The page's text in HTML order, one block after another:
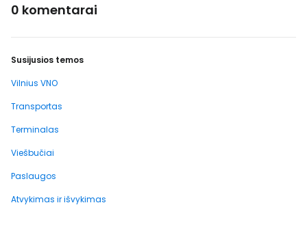
0 komentarai
Susijusios temos
Vilnius VNO
Transportas
Terminalas
Viešbučiai
Paslaugos
Atvykimas ir išvykimas